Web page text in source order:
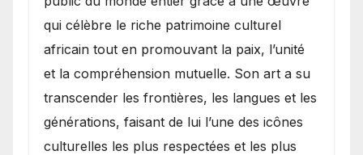
qui célèbre le riche patrimoine culturel
africain tout en promouvant la paix, l’unité
et la compréhension mutuelle. Son art a su
transcender les frontières, les langues et les
générations, faisant de lui l’une des icônes
culturelles les plus respectées et les plus